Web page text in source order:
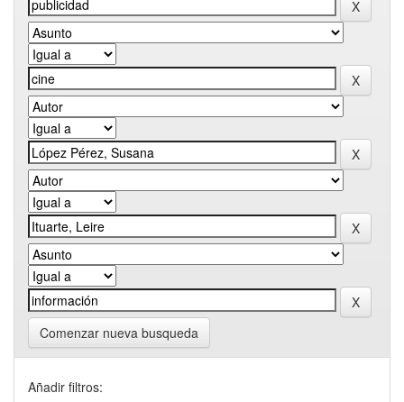
Comenzar nueva busqueda
Añadir filtros: